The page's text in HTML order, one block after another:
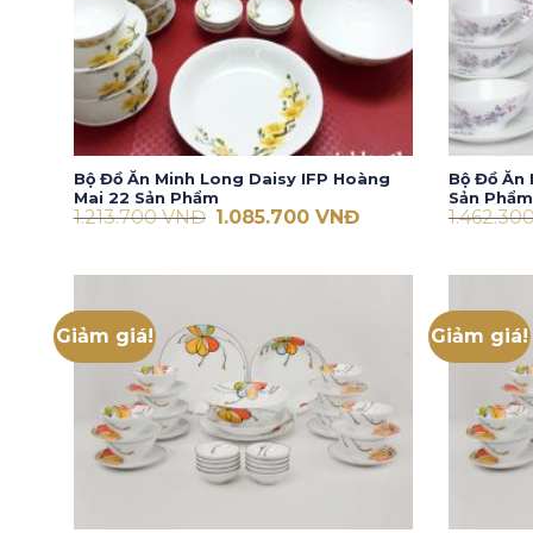
Bộ Đồ Ăn Minh Long Daisy IFP Hoàng
Mai 22 Sản Phẩm
1.213.700VNĐ Giá
1.085.700VNĐGiá
Bộ Đồ Ăn
Sản Phẩm
Giảm giá! Giảm giá!